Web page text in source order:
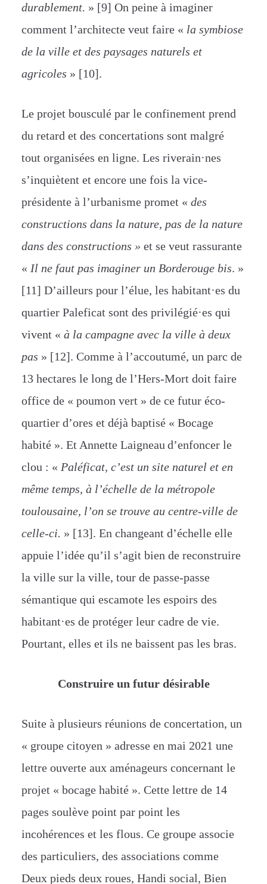
durablement. » [9] On peine à imaginer
comment l’architecte veut faire « la symbiose
de la ville et des paysages naturels et
agricoles » [10].
Le projet bousculé par le confinement prend
du retard et des concertations sont malgré
tout organisées en ligne. Les riverain·nes
s’inquiètent et encore une fois la vice-
présidente à l’urbanisme promet « des
constructions dans la nature, pas de la nature
dans des constructions » et se veut rassurante
« Il ne faut pas imaginer un Borderouge bis. »
[11] D’ailleurs pour l’élue, les habitant·es du
quartier Paleficat sont des privilégié·es qui
vivent « à la campagne avec la ville à deux
pas » [12]. Comme à l’accoutumé, un parc de
13 hectares le long de l’Hers-Mort doit faire
office de « poumon vert » de ce futur éco-
quartier d’ores et déjà baptisé « Bocage
habité ». Et Annette Laigneaud’enfoncer le
clou : « Paléficat, c’est un site naturel et en
même temps, à l’échelle de la métropole
toulousaine, l’on se trouve au centre-ville de
celle-ci. » [13]. En changeant d’échelle elle
appuie l’idée qu’il s’agit bien de reconstruire
la ville sur la ville, tour de passe-passe
sémantique qui escamote les espoirs des
habitant·es de protéger leur cadre de vie.
Pourtant, elles et ils ne baissent pas les bras.
Construire un futur désirable
Suite à plusieurs réunions de concertation, un
« groupe citoyen » adresse en mai 2021 une
lettre ouverte aux aménageurs concernant le
projet « bocage habité ». Cette lettre de 14
pages soulève point par point les
incohérences et les flous. Ce groupe associe
des particuliers, des associations comme
Deux pieds deux roues, Handi social, Bien